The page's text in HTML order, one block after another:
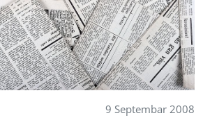
9 Septembar 2008